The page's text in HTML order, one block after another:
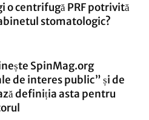
o centrifugă PRF potrivită
stomatologic?
SpinMag.org
de interes public” și de
definiția asta pentru